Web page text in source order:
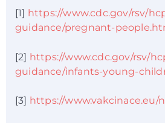
[1] https://www.cdc.gov/rsv/
guidance/pregnant-
[2] https://www.cdc.gov/rsv/
guidance/infants-young-
[3] https://www.vakcinace.eu/